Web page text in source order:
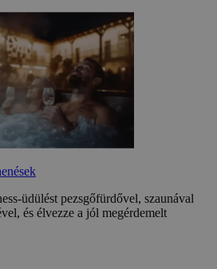
üdülést pezsgőfürdővel, szaunával
és élvezze a jól megérdemelt